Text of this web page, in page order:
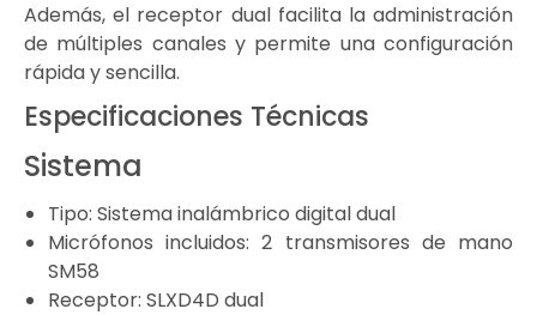
Además, el receptor dual facilita la administración
de múltiples canales y permite una configuración
rápida y sencilla.
Especificaciones Técnicas
Sistema
Tipo: Sistema inalámbrico digital dual
Micrófonos incluidos: 2 transmisores de mano
SM58
Receptor: SLXD4D dual